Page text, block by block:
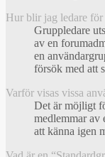
Hur blir jag ledare för
Gruppledare
av en
en
försök med att
Varför visas vissa
Det är möjligt
medlemmar av
att känna igen